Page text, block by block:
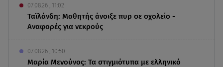
07.08.26 , 11:02
Ταϊλάνδη: Μαθητής άνοιξε πυρ σε σχολείο -
Αναφορές για νεκρούς
07.08.26 , 10:50
Μαρία Μενούνος: Τα στιγμιότυπα με ελληνικό